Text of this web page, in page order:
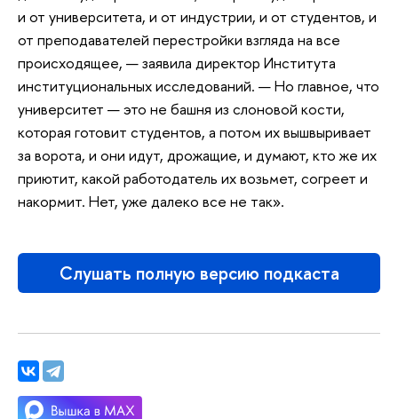
и от университета, и от индустрии, и от студентов, и
от преподавателей перестройки взгляда на все
происходящее, — заявила директор Института
институциональных исследований. — Но главное, что
университет — это не башня из слоновой кости,
которая готовит студентов, а потом их вышвыривает
за ворота, и они идут, дрожащие, и думают, кто же их
приютит, какой работодатель их возьмет, согреет и
накормит. Нет, уже далеко все не так».
Слушать полную версию подкаста